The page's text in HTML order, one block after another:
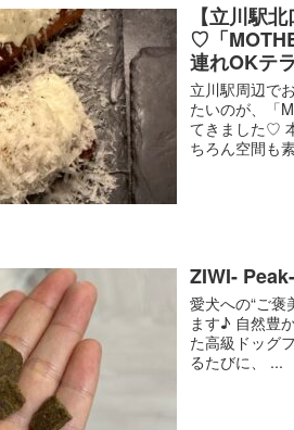
【立川駅
♡「
連れOKテ
立川駅周辺で
たいのが、「
てきました♡
ちろん空間も
ZIWI-
愛犬への“ご褒
ます♪ 自然豊
た高級ドッグ
るたびに、 ...